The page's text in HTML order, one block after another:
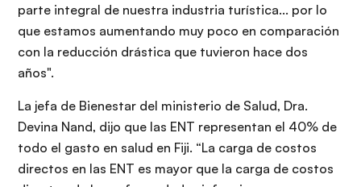
parte integral de nuestra industria turística... por lo
que estamos aumentando muy poco en comparación
con la reducción drástica que tuvieron hace dos
años".
La jefa de Bienestar del ministerio de Salud, Dra.
Devina Nand, dijo que las ENT representan el 40% de
todo el gasto en salud en Fiji. “La carga de costos
directos en las ENT es mayor que la carga de costos